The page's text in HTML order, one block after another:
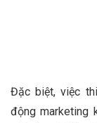
Đặc biệt, việc
động marketing